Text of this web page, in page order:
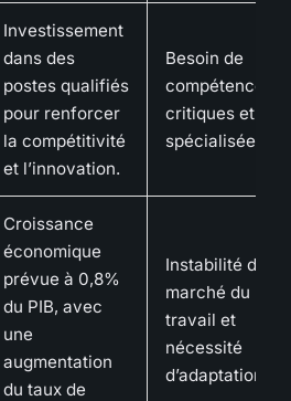
Investissement
dans des
postes qualifiés
pour renforcer
la compétitivité
et l’innovation.
Besoin de
compétences
critiques et
spécialisées.
Croissance
économique
prévue à 0,8%
du PIB, avec
une
augmentation
du taux de
Instabilité du
marché du
travail et
nécessité
d’adaptation.